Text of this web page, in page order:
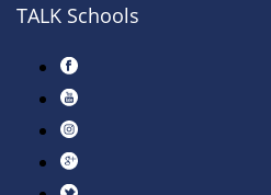
TALK Schools